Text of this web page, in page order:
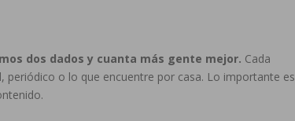
dos dados y cuanta más gente mejor. Cada
periódico o lo que encuentre por casa. Lo importante es